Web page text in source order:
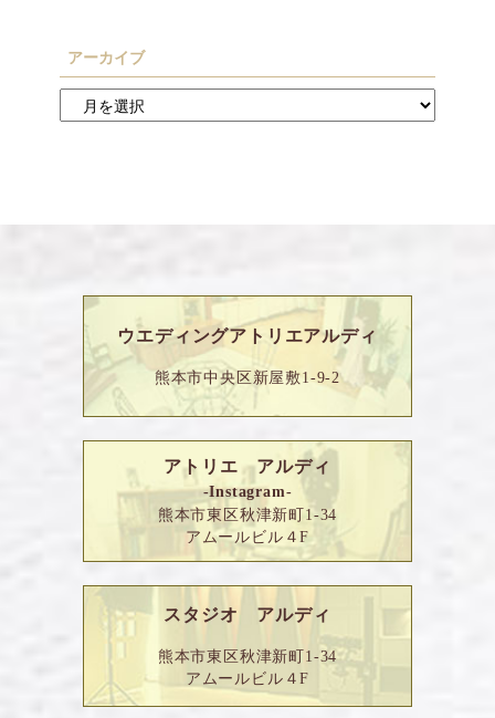
アーカイブ
ウエディングアトリエアルディ
熊本市中央区新屋敷1-9-2
アトリエ アルディ
-Instagram-
熊本市東区秋津新町1-34
アムールビル４F
スタジオ アルディ
熊本市東区秋津新町1-34
アムールビル４F